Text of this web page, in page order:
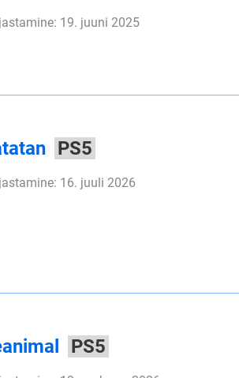
19. juuni 2025
PS5
16. juuli 2026
PS5